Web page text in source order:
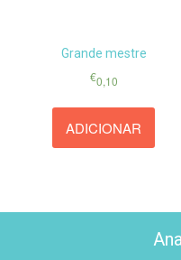
Grande mestre
€0,10
ADICIONAR